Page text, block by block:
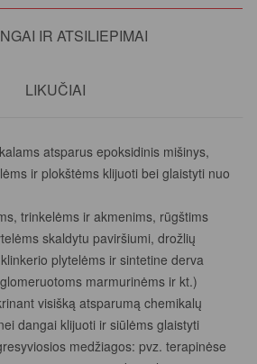
IR ATSILIEPIMAI
LIKUČIAI
atsparus epoksidinis mišinys,
ir plokštėms klijuoti bei glaistyti nuo
trinkelėms ir akmenims, rūgštims
skaldytu paviršiumi, drožlių
plytelėms ir sintetine derva
marmurinėms ir kt.)
visišką atsparumą chemikalų
dangai klijuoti ir siūlėms glaistyti
medžiagos: pvz. terapinėse